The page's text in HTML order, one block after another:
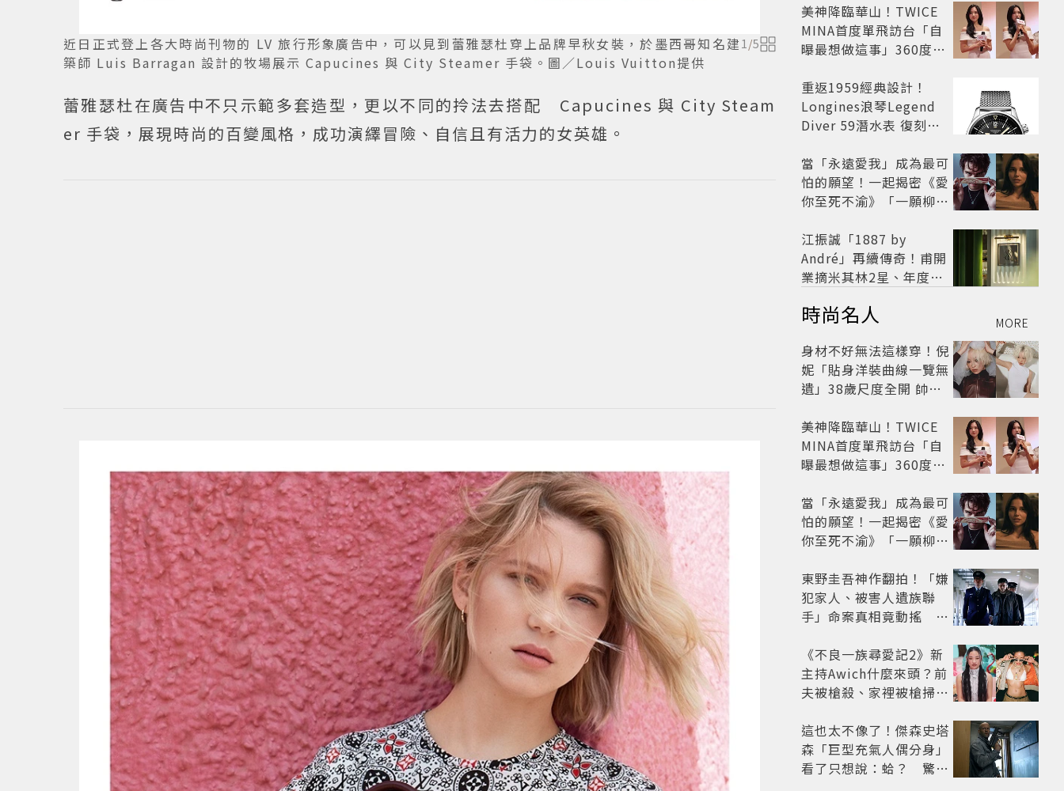
近日正式登上各大時尚刊物的 LV 旅行形象廣告中，可以見到蕾雅瑟杜穿上品牌早秋女裝，於墨西哥知名建
築師 Luis Barragan 設計的牧場展示 Capucines 與 City Steamer 手袋。圖／Louis Vuitton提供
1/5
蕾雅瑟杜在廣告中不只示範多套造型，更以不同的拎法去搭配 Capucines 與 City Steam
er 手袋，展現時尚的百變風格，成功演繹冒險、自信且有活力的女英雄。
美神降臨華山！TWICE
MINA首度單飛訪台「自
曝最想做這事」360度0
開
重返1959經典設計！
Longines浪琴Legend
Diver 59潛水表 復刻懷
當「永遠愛我」成為最可
怕的願望！一起揭密《愛
你至死不渝》「一願柳」
路
江振誠「1887 by
André」再續傳奇！甫開
業摘米其林2星、年度開
時尚名人 MORE
身材不好無法這樣穿！倪
妮「貼身洋裝曲線一覽無
遺」38歲尺度全開 帥氣
美神降臨華山！TWICE
MINA首度單飛訪台「自
曝最想做這事」360度0
開
當「永遠愛我」成為最可
怕的願望！一起揭密《愛
你至死不渝》「一願柳」
路
東野圭吾神作翻拍！「嫌
犯家人、被害人遺族聯
手」命案真相竟動搖
框架展開
《不良一族尋愛記2》新
主持Awich什麼來頭？前
夫被槍殺、家裡被槍掃射
馬！
這也太不像了！傑森史塔
森「巨型充氣人偶分身」
看了只想說：蛤？ 驚喜